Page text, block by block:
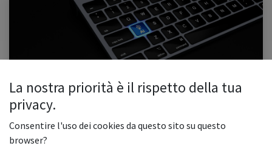
L’Innovazione del secolo: l’IA
1. Introduzione 2. IA: cos’è, tipologie 3. Come si addestra un’IA 4. Quanto è
utile l’IA Negli ultimi anni, l'intelligenza artificiale è passata da essere semplice
fantascienza a realtà quotidiana. No...
La nostra priorità è il rispetto della tua
privacy.
Consentire l'uso dei cookies da questo sito su questo
browser?